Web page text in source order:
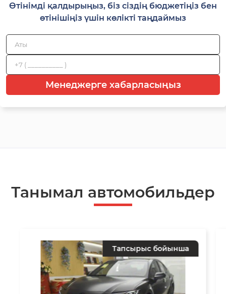
Өтінімді қалдырыңыз, біз сіздің бюджетіңіз бен
өтінішіңіз үшін көлікті таңдаймыз
Менеджерге хабарласыңыз
Танымал автомобильдер
Тапсырыс бойынша